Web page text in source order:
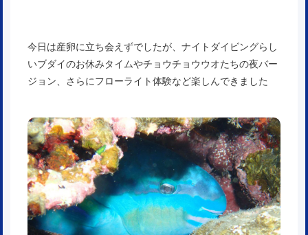
今日は産卵に立ち会えずでしたが、ナイトダイビングらし
いブダイのお休みタイムやチョウチョウウオたちの夜バー
ジョン、さらにフローライト体験など楽しんできました